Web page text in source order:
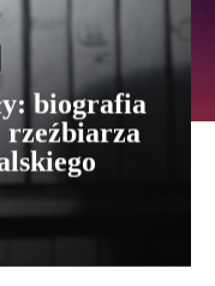
biografia
rzeźbiarza